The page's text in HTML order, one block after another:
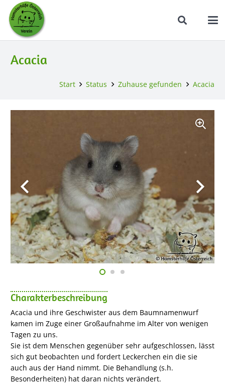
Acacia
Start Status Zuhause gefunden Acacia
Charakterbeschreibung
Acacia und ihre Geschwister aus dem Baumnamenwurf
kamen im Zuge einer Großaufnahme im Alter von wenigen
Tagen zu uns.
Sie ist dem Menschen gegenüber sehr aufgeschlossen, lässt
sich gut beobachten und fordert Leckerchen ein die sie
auch aus der Hand nimmt. Die Behandlung (s.h.
Besonderheiten) hat daran nichts verändert.